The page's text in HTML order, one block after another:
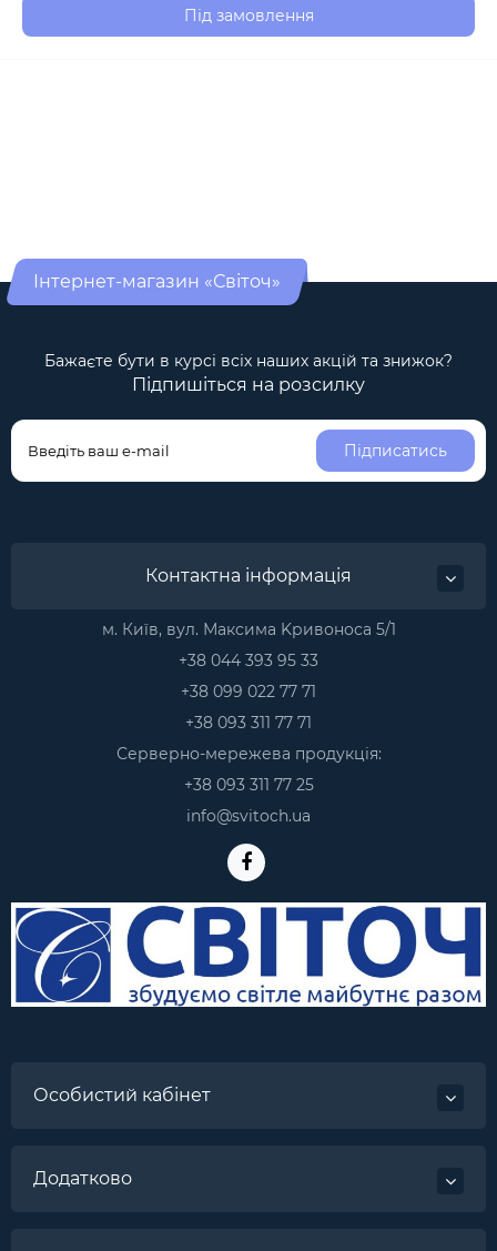
Під замовлення
Інтернет-магазин «Світоч»
Бажаєте бути в курсі всіх наших акцій та знижок?
Підпишіться на розсилку
Підписатись
Контактна інформація
м. Київ, вул. Максима Kривоноса 5/1
+38 044 393 95 33
+38 099 022 77 71
+38 093 311 77 71
Серверно-мережева продукція:
+38 093 311 77 25
info@svitoch.ua
Особистий кабінет
Додатково